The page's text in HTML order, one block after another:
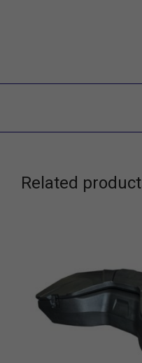
Related